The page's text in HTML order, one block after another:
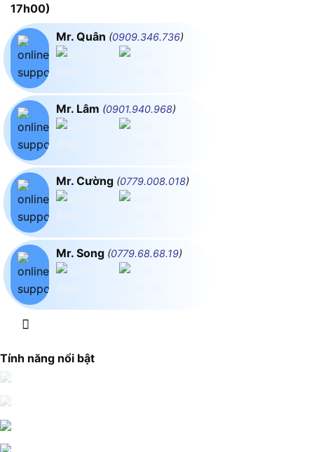
17h00)
Mr. Quân (0909.346.736)
Mr. Lâm (0901.940.968)
Mr. Cường (0779.008.018)
Mr. Song (0779.68.68.19)
Tính năng nổi bật